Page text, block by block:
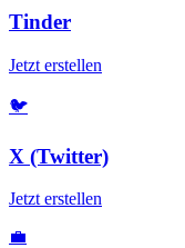
Tinder
Jetzt erstellen
🐦
X (Twitter)
Jetzt erstellen
💼